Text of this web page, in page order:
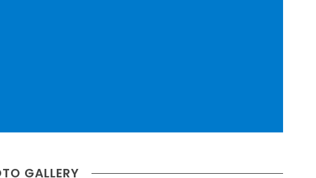
GALLERY